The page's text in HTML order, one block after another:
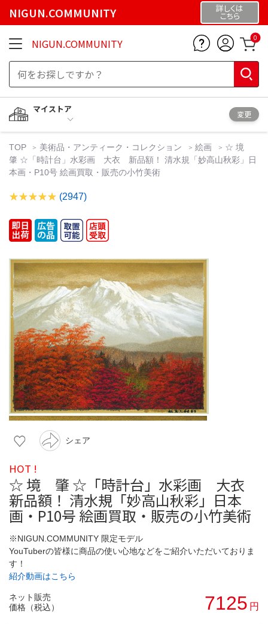
NIGUN.COMMUNITY 詳しくは
こちら
NIGUN.COMMUNITY 0
マイストア
変更
TOP 美術品・アンティーク・コレクション 絵画
☆ 境
肇 ☆「時計台」水彩画 大衣 新品額！ 清水規「妙高山秋彩」日
本画・P10号 絵画買取・販売の小竹美術
(2947)
シェア
HOT !
☆ 境 肇 ☆「時計台」水彩画 大衣
新品額！ 清水規「妙高山秋彩」日本
画・P10号 絵画買取・販売の小竹美術
※NIGUN.COMMUNITY 限定モデル
YouTuberの皆様に商品の使い心地などをご紹介いただいておりま
す！
紹介動画はこちら
ネット販売
価格（税込）
7125 円